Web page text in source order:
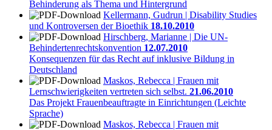
Behinderung als Thema und Hintergrund
Kellermann, Gudrun | Disability Studies
und Kontroversen der Bioethik 18.10.2010
Hirschberg, Marianne | Die UN-
Behindertenrechtskonvention 12.07.2010
Konsequenzen für das Recht auf inklusive Bildung in
Deutschland
Maskos, Rebecca | Frauen mit
Lernschwierigkeiten vertreten sich selbst. 21.06.2010
Das Projekt Frauenbeauftragte in Einrichtungen (Leichte
Sprache)
Maskos, Rebecca | Frauen mit